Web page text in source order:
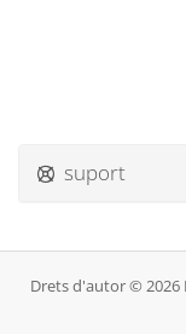
suport
Drets d'autor © 2026